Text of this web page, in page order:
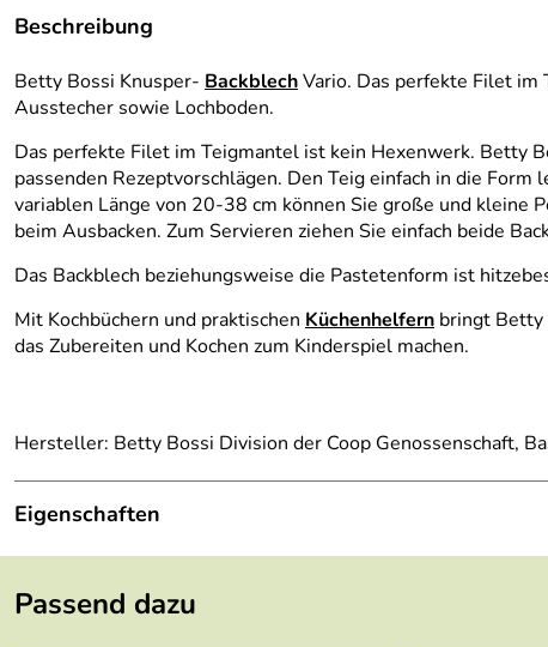
Beschreibung
Betty Bossi Knusper- BackblechVario. Das perfekte Filet im
Ausstecher sowie Lochboden.
Das perfekte Filet im Teigmantel ist kein Hexenwerk. Betty
passenden Rezeptvorschlägen. Den Teig einfach in die
variablen Länge von 20-38 cm können Sie große und kleine
beim Ausbacken. Zum Servieren ziehen Sie einfach beide
Das Backblech beziehungsweise die Pastetenform ist
Mit Kochbüchern und praktischen Küchenhelfern bringt Betty
das Zubereiten und Kochen zum Kinderspiel machen.
Hersteller: Betty Bossi Division der Coop Genossenschaft,
Eigenschaften
Farbe:
Passend dazu